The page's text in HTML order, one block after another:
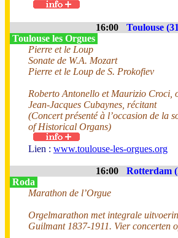
16:00 Toulouse
Toulouse les Orgues
Pierre et le Loup
Sonate de W.A. Mozart
Pierre et le Loup de S. Prokofiev
Roberto Antonello et Maurizio Croci,
Jean-Jacques Cubaynes, récitant
(Concert présenté à l’occasion de la
of Historical Organs)
Lien : www.toulouse-les-orgues.org
16:00 Rotterdam
Roda
Marathon de l’Orgue
Orgelmarathon met integrale
Guilmant 1837-1911. Vier concerten